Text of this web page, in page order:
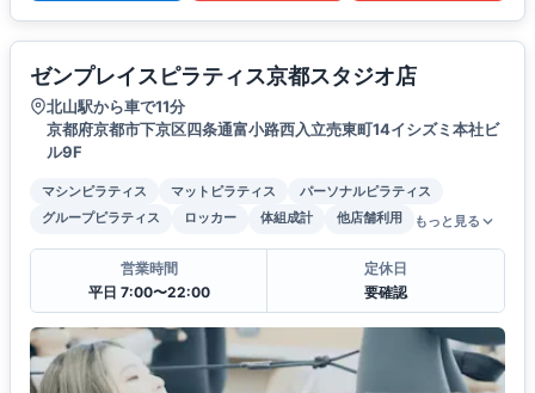
ゼンプレイスピラティス京都スタジオ店
北山駅から車で11分
京都府京都市下京区四条通富小路西入立売東町14イシズミ本社ビ
ル9F
マシンピラティス マットピラティス
パーソナルピラティス
グループピラティス
ロッカー 体組成計 他店舗利用 もっと見る
営業時間
平日 7:00〜22:00
定休日
要確認